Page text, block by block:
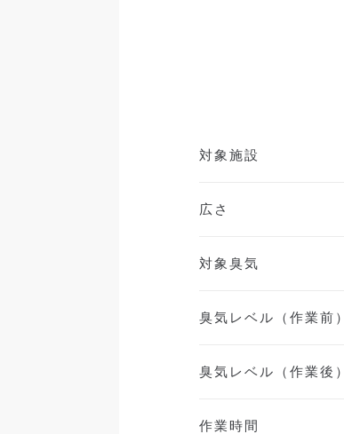
対象施設
広さ
対象臭気
臭気レベル（作業前）
臭気レベル（作業後）
作業時間